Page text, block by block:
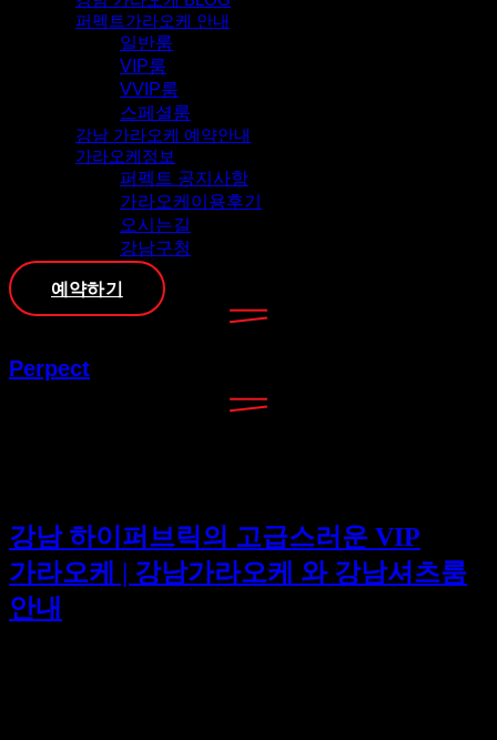
퍼펙트가라오케 안내
일반룸
VIP룸
VVIP룸
스페셜룸
강남 가라오케 예약안내
가라오케정보
퍼펙트 공지사항
가라오케이용후기
오시는길
강남구청
예약하기
Perpect
강남 하이퍼브릭의 고급스러운 VIP
가라오케 | 강남가라오케 와 강남셔츠룸
안내